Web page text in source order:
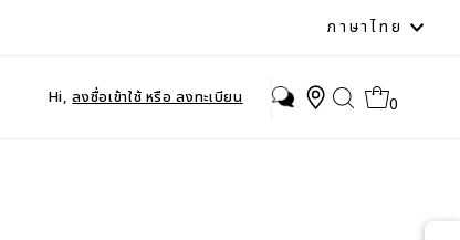
ภาษา
ภาษาไทย
Hi,ลงชื่อเข้าใช้ หรือ ลงทะเบียน 0